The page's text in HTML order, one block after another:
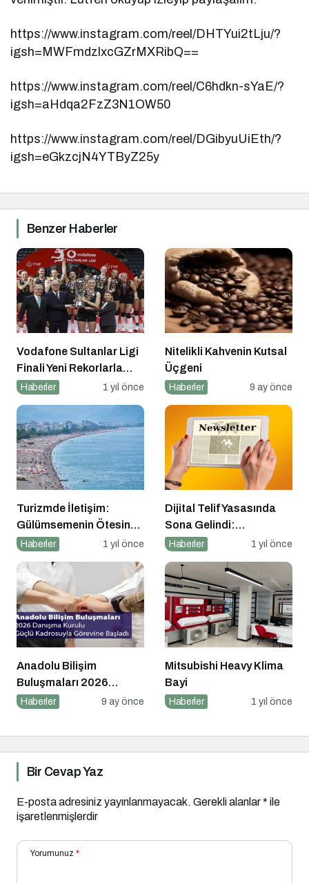
https://www.instagram.com/reel/DHTYui2tLju/?
igsh=MWFmdzlxcGZrMXRibQ==
https://www.instagram.com/reel/C6hdkn-sYaE/?
igsh=aHdqa2FzZ3N1OW50
https://www.instagram.com/reel/DGibyuUiEth/?
igsh=eGkzcjN4YTByZ25y
Benzer Haberler
Vodafone Sultanlar Ligi
Finali Yeni Rekorlarla
Tamamlandı
Haberler 1 yıl önce
Nitelikli Kahvenin Kutsal
Üçgeni
Haberler 9 ay önce
Turizmde İletişim:
Gülümsemenin Ötesinde
Bir Sanat
Haberler 1 yıl önce
Dijital Telif Yasasında
Sona Gelindi:
Yayıncılara Haziran
Haberler 1 yıl önce
Anadolu Bilişim
Buluşmaları 2026
Danışma Kurulu Güçlü
Haberler 9 ay önce
Mitsubishi Heavy Klima
Bayi
Haberler 1 yıl önce
Bir Cevap Yaz
E-posta adresiniz yayınlanmayacak. Gerekli alanlar* ile
işaretlenmişlerdir
Yorumunuz *